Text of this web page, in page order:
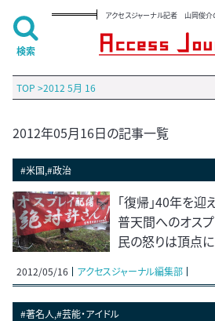
アクセスジャーナル記者 山岡俊介
TOP >2012 5月 16
2012年05月16日の記事一覧
#米国,#政治
「復帰」40年を
普天間へのオス
民の怒りは頂点に
2012/05/16 アクセスジャーナル編集部
#著名人,#芸能・アイドル
検索